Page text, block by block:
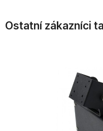
Ostatní zákazníci